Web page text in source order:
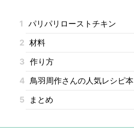
1 パリパリローストチキン
2 材料
3 作り方
4 鳥羽周作さんの人気レシピ本
5
まとめ